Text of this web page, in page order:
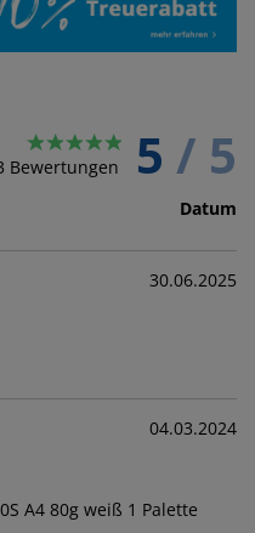
Bewertungen 5 / 5
Datum
30.06.2025
A4 80g weiß 1 Palette
04.03.2024